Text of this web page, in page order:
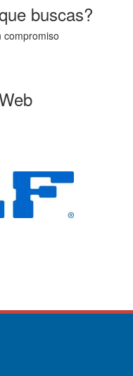
buscas?
compromiso